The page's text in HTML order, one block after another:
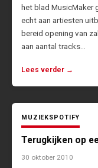
het blad MusicMaker
echt aan artiesten
bereid opening van
aan aantal tracks…
Lees verder →
MUZIEKSPOTIFY
Terugkijken op
30 oktober 2010